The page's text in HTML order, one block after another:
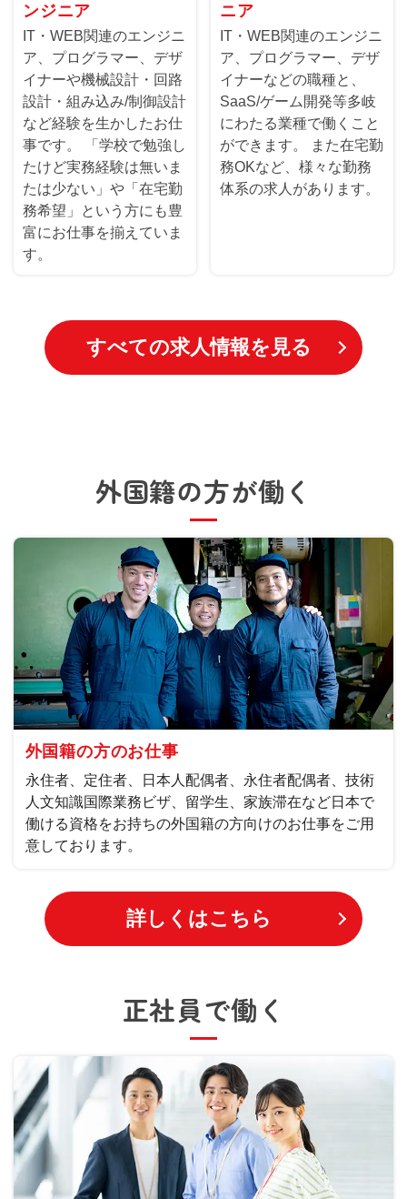
ンジニア
IT・WEB関連のエンジニ
ア、プログラマー、デザ
イナーや機械設計・回路
設計・組み込み/制御設計
など経験を生かしたお仕
事です。 「学校で勉強し
たけど実務経験は無いま
たは少ない」や「在宅勤
務希望」という方にも豊
富にお仕事を揃えていま
す。
ニア
IT・WEB関連のエンジニ
ア、プログラマー、デザ
イナーなどの職種と、
SaaS/ゲーム開発等多岐
にわたる業種で働くこと
ができます。 また在宅勤
務OKなど、様々な勤務
体系の求人があります。
すべての求人情報を見る
外国籍の方が働く
外国籍の方のお仕事
永住者、定住者、日本人配偶者、永住者配偶者、技術
人文知識国際業務ビザ、留学生、家族滞在など日本で
働ける資格をお持ちの外国籍の方向けのお仕事をご用
意しております。
詳しくはこちら
正社員で働く